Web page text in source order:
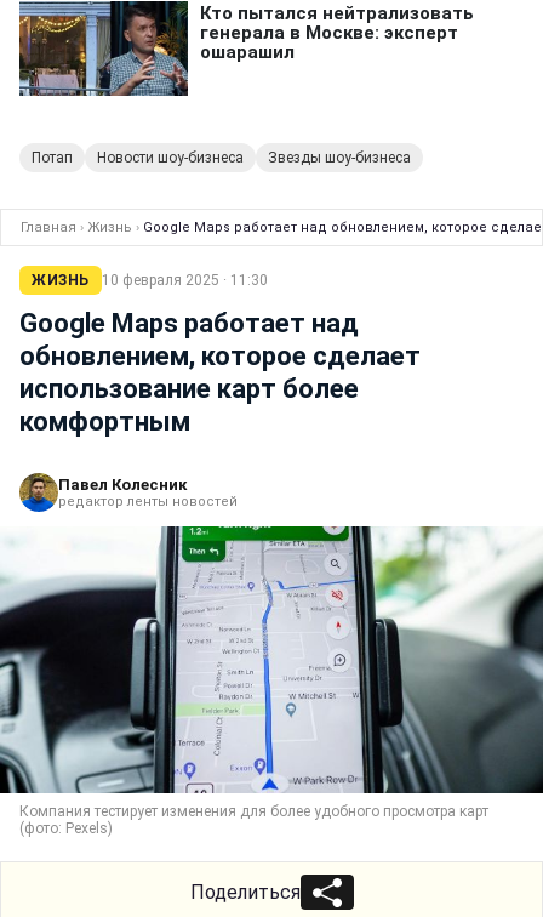
Потап Новости шоу-бизнеса Звезды шоу-бизнеса
Главная › Жизнь › Google Maps работает над обновлением, которое
ЖИЗНЬ 10 февраля 2025 · 11:30
Google Maps работает над
обновлением, которое сделает
использование карт более
комфортным
Павел Колесник
редактор ленты новостей
Компания тестирует изменения для более удобного просмотра карт
(фото: Pexels)
Поделиться